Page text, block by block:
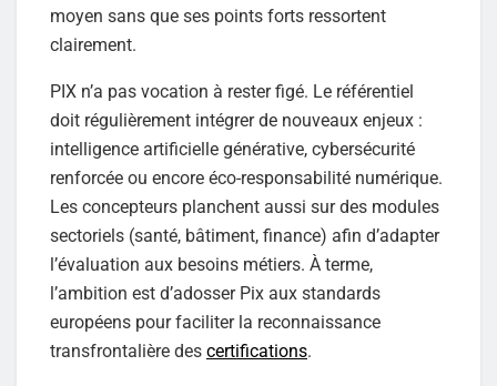
moyen sans que ses points forts ressortent
clairement.
PIX n’a pas vocation à rester figé. Le référentiel
doit régulièrement intégrer de nouveaux enjeux :
intelligence artificielle générative, cybersécurité
renforcée ou encore éco-responsabilité numérique.
Les concepteurs planchent aussi sur des modules
sectoriels (santé, bâtiment, finance) afin d’adapter
l’évaluation aux besoins métiers. À terme,
l’ambition est d’adosser Pix aux standards
européens pour faciliter la reconnaissance
transfrontalière des certifications.